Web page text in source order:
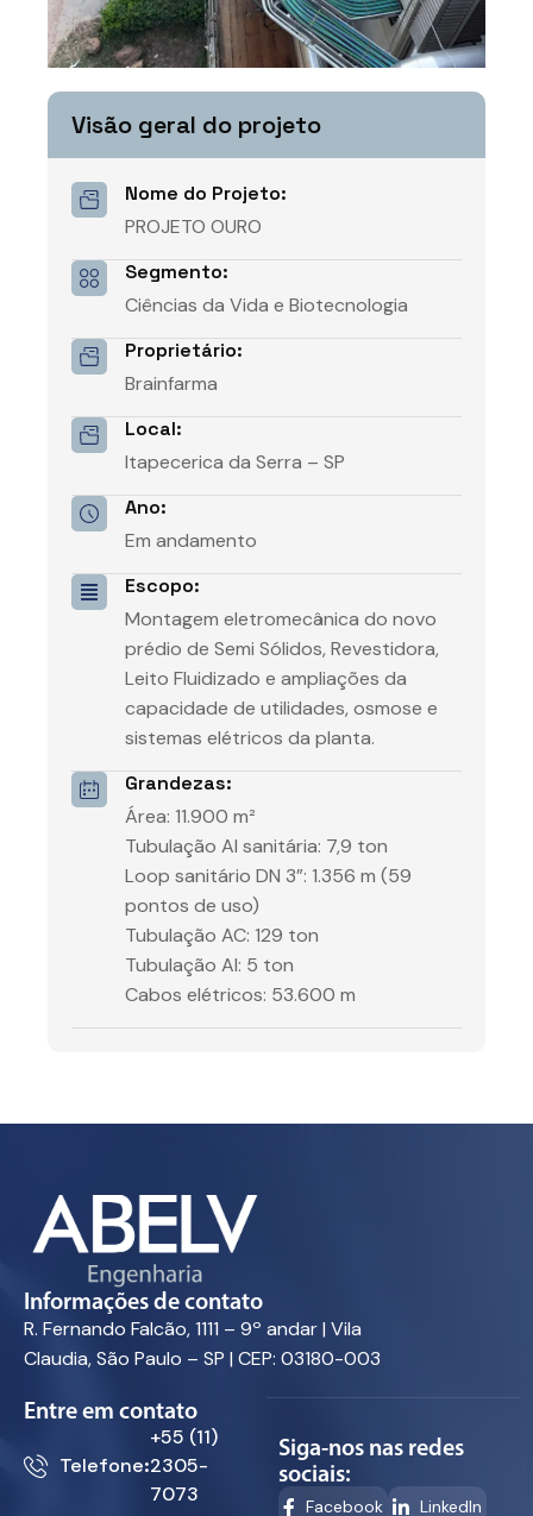
Visão geral do projeto
Nome do Projeto:
PROJETO OURO
Segmento:
Ciências da Vida e Biotecnologia
Proprietário:
Brainfarma
Local:
Itapecerica da Serra – SP
Ano:
Em andamento
Escopo:
Montagem eletromecânica do novo
prédio de Semi Sólidos, Revestidora,
Leito Fluidizado e ampliações da
capacidade de utilidades, osmose e
sistemas elétricos da planta.
Grandezas:
Área: 11.900 m²
Tubulação AI sanitária: 7,9 ton
Loop sanitário DN 3”: 1.356 m (59
pontos de uso)
Tubulação AC: 129 ton
Tubulação AI: 5 ton
Cabos elétricos: 53.600 m
Informações de contato
R. Fernando Falcão, 1111 – 9º andar | Vila
Claudia, São Paulo – SP | CEP: 03180-003
Entre em contato
Telefone:
+55 (11)
2305-
7073
Siga-nos nas redes
sociais:
Facebook LinkedIn